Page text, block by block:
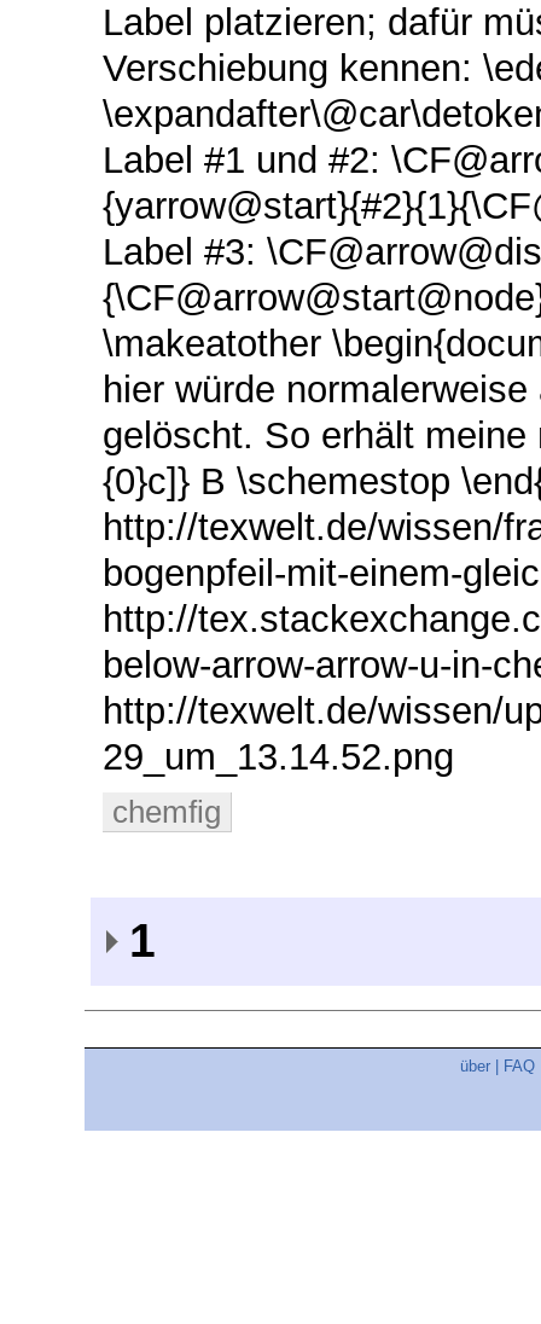
Label platzieren; dafür
Verschiebung kennen:
Label #1 und #2:
Label #3:
\makeatother
hier würde
gelöscht. So erhält
{0}c]} B \schemestop
http://texwelt.de/wissen/
bogenpfeil-mit-einem-
http://
below-arrow-arrow-u-in-
http://texwelt.de/wissen/
29_um_13.14.52.png
chemfig
1
über FAQ